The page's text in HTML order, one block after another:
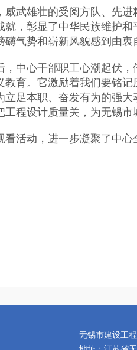
威武雄壮的受阅方队、先
就，彰显了中华民族维护
礴气势和崭新风貌感到由
，中心干部职工心潮起伏
教育。它激励着我们要铭
立足本职、奋发有为的强
工程设计质量关，为无锡
看活动，进一步凝聚了中
无锡市建设工